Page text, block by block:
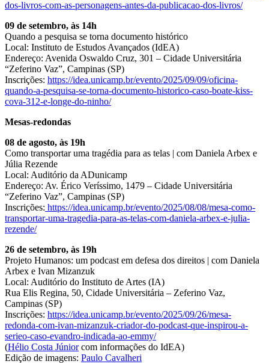
dos-livros-com-as-personagens-antes-da-publicacao-dos-livros/
09 de setembro, às 14h
Quando a pesquisa se torna documento histórico
Local: Instituto de Estudos Avançados (IdEA)
Endereço: Avenida Oswaldo Cruz, 301 – Cidade Universitária
“Zeferino Vaz”, Campinas (SP)
Inscrições: https://idea.unicamp.br/evento/2025/09/09/oficina-
quando-a-pesquisa-se-torna-documento-historico-caso-boate-kiss-
cova-312-e-longe-do-ninho/
Mesas-redondas
08 de agosto, às 19h
Como transportar uma tragédia para as telas | com Daniela Arbex e
Júlia Rezende
Local: Auditório da ADunicamp
Endereço: Av. Érico Veríssimo, 1479 – Cidade Universitária
“Zeferino Vaz”, Campinas (SP)
Inscrições: https://idea.unicamp.br/evento/2025/08/08/mesa-como-
transportar-uma-tragedia-para-as-telas-com-daniela-arbex-e-julia-
rezende/
26 de setembro, às 19h
Projeto Humanos: um podcast em defesa dos direitos | com Daniela
Arbex e Ivan Mizanzuk
Local: Auditório do Instituto de Artes (IA)
Rua Elis Regina, 50, Cidade Universitária – Zeferino Vaz,
Campinas (SP)
Inscrições: https://idea.unicamp.br/evento/2025/09/26/mesa-
redonda-com-ivan-mizanzuk-criador-do-podcast-que-inspirou-a-
serieo-caso-evandro-indicada-ao-emmy/
(Hélio Costa Júniorcom informações do IdEA)
Edição de imagens: Paulo Cavalheri